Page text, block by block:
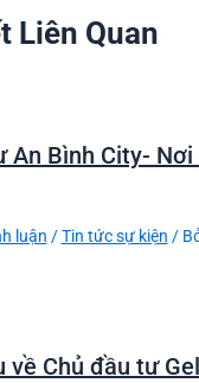
Liên Quan
An Bình City-
luận /Tin tức sự kiện /
về Chủ đầu tư